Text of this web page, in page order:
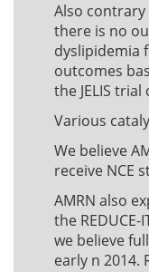
Also
there is no
dyslipidemia
outcomes
the JELIS
Various
We believe
receive NCE
AMRN also
the
we believe
early n 2014.